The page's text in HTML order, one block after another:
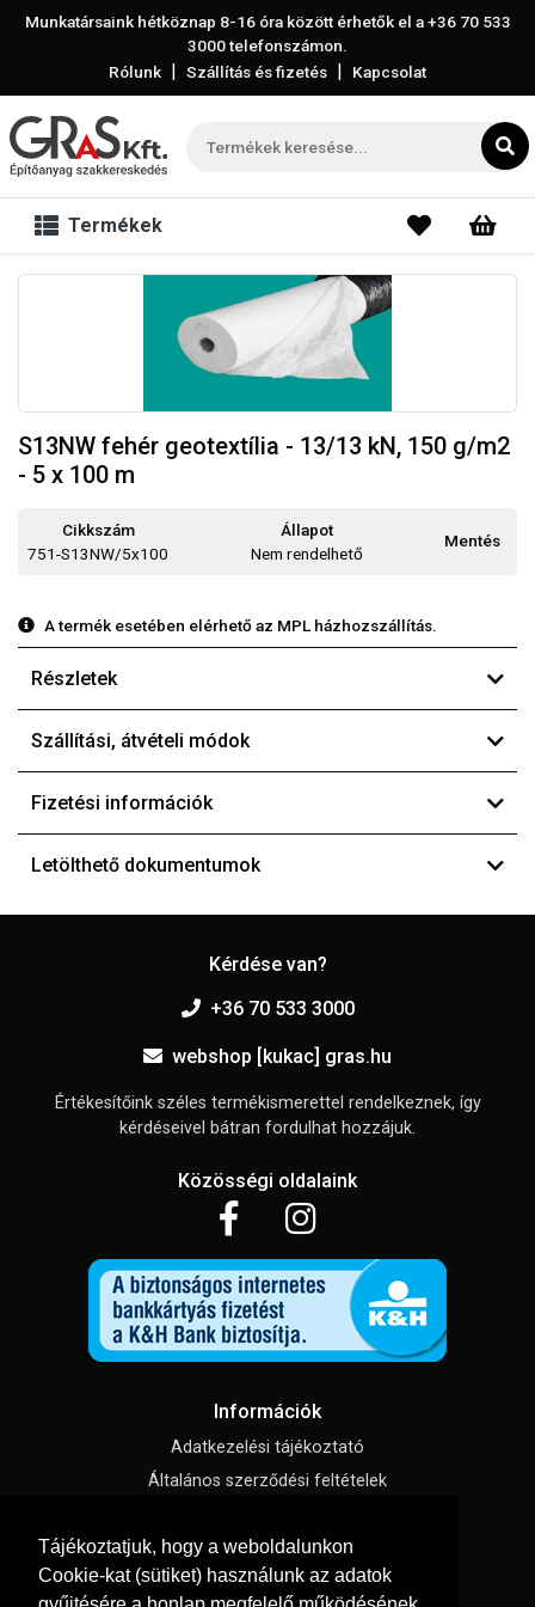
Tájékoztatjuk, hogy a weboldalunkon
Cookie-kat (sütiket) használunk az adatok
Munkatársaink hétköznap 8-16 óra között érhetők el a+36 70 533
3000telefonszámon.
Rólunk | Szállítás és fizetés | Kapcsolat
Termékek
S13NW fehér geotextília - 13/13 kN, 150 g/m2
- 5 x 100 m
Cikkszám
751-S13NW/5x100
Állapot
Nem rendelhető
Mentés
A termék esetében elérhető az MPL házhozszállítás.
Részletek
Szállítási, átvételi módok
Fizetési információk
Letölthető dokumentumok
Kérdése van?
+36 70 533 3000
webshop [kukac] gras.hu
Értékesítőink széles termékismerettel rendelkeznek, így
kérdéseivel bátran fordulhat hozzájuk.
Közösségi oldalaink
Információk
Adatkezelési tájékoztató
Általános szerződési feltételek
Süti beállítások